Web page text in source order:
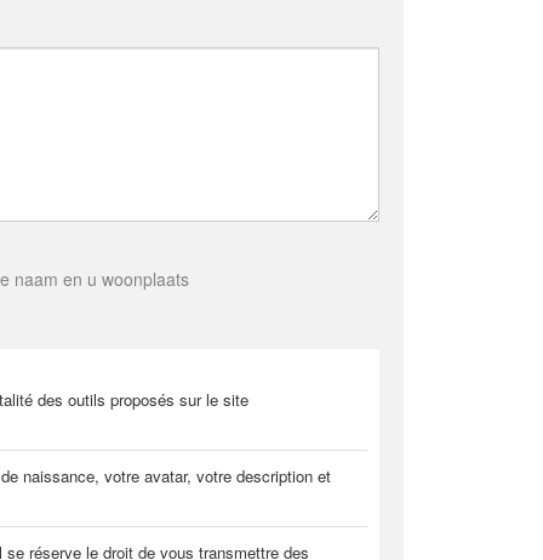
naam en u woonplaats
des outils proposés sur le site
naissance, votre avatar, votre description et
réserve le droit de vous transmettre des